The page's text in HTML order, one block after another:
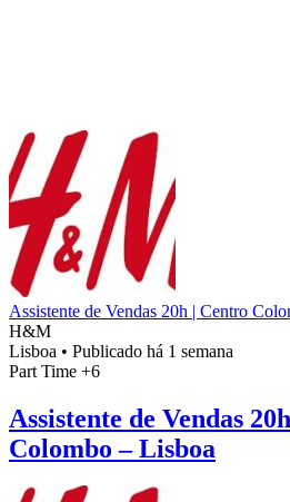
Assistente de Vendas 20h | Centro
H&M
Lisboa • Publicado há 1 semana
Part Time +6
Assistente de Vendas
Colombo – Lisboa